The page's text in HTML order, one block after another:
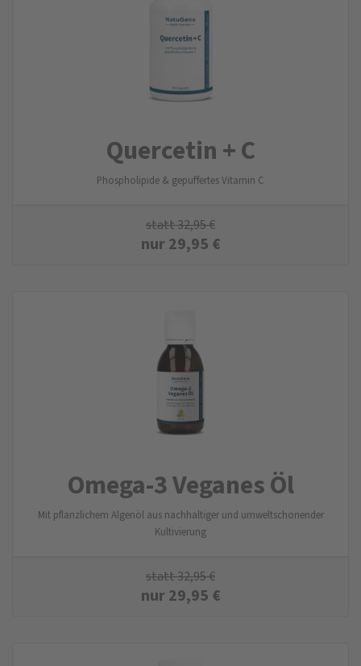
Quercetin + C
Phospholipide & gepuffertes Vitamin C
statt32,95€
nur29,95 €
Omega-3 Veganes Öl
Mit pflanzlichem Algenöl aus nachhaltiger und umweltschonender
Kultivierung
statt32,95€
nur29,95 €